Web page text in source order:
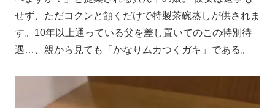
せず、ただコクンと頷くだけで特製茶碗蒸しが供されま
す。10年以上通っている父を差し置いてのこの特別待
遇…、親から見ても「かなりムカつくガキ」である。